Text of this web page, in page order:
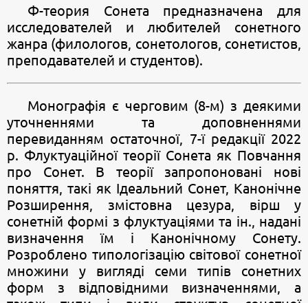
Ф-теория Сонета предназначена для
исследователей и любителей сонетного
жанра (филологов, сонетологов, сонетистов,
преподавателей и студентов).
Монографія є черговим (8-м) з деякими
уточненнями та доповненнями
перевиданням остаточної, 7-ї редакції 2022
р. Флуктуаційної теорії Сонета як Повчання
про Сонет. В теорії запропоновані нові
поняття, такі як Ідеальний Сонет, Канонічне
Розширення, змістовна цезура, вірш у
сонетній формі з флуктуаціями та ін., надані
визначення їм і Канонічному Сонету.
Розроблено типологізацію світової сонетної
множини у вигляді семи типів сонетних
форм з відповідними визначеннями, а